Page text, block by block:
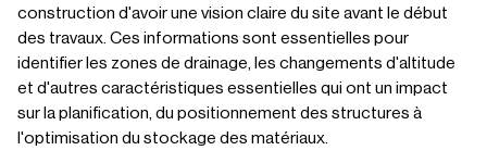
construction d'avoir une vision claire du site avant le début
des travaux. Ces informations sont essentielles pour
identifier les zones de drainage, les changements d'altitude
et d'autres caractéristiques essentielles qui ont un impact
sur la planification, du positionnement des structures à
l'optimisation du stockage des matériaux.